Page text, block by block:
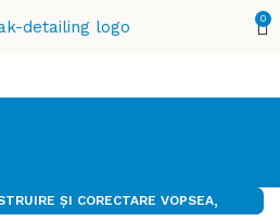
0
ȘI CORECTARE VOPSEA,